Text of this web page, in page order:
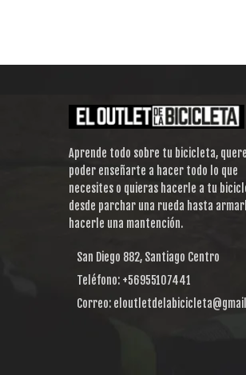
Aprende todo sobre tu bicicleta,
poder enseñarte a hacer todo lo que
necesites o quieras hacerle a tu
desde parchar una rueda hasta
hacerle una mantención.
San Diego 882, Santiago Centro
Teléfono: +56955107441
Correo: